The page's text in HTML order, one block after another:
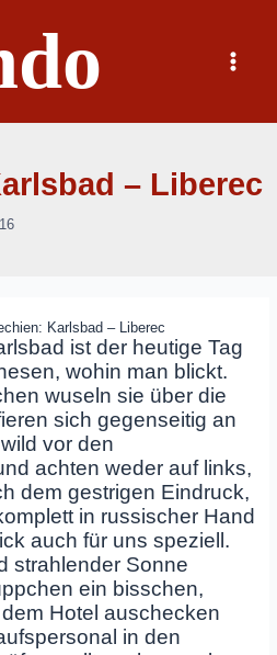
Main
Menu
– Liberec
Karlsbad – Liberec
ist der heutige Tag
wohin man blickt.
wuseln sie über die
sich gegenseitig an
vor den
achten weder auf links,
dem gestrigen Eindruck,
in russischer Hand
auch für uns speziell.
strahlender Sonne
ein bisschen,
Hotel auschecken
in den